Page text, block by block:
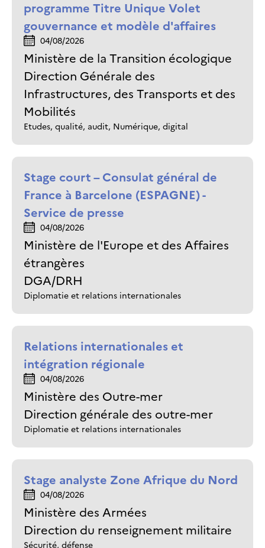
programme Titre Unique Volet
gouvernance et modèle d'affaires
04/08/2026
Ministère de la Transition écologique
Direction Générale des
Infrastructures, des Transports et des
Mobilités
Etudes, qualité, audit, Numérique, digital
Stage court – Consulat général de
France à Barcelone (ESPAGNE) -
Service de presse
04/08/2026
Ministère de l'Europe et des Affaires
étrangères
DGA/DRH
Diplomatie et relations internationales
Relations internationales et
intégration régionale
04/08/2026
Ministère des Outre-mer
Direction générale des outre-mer
Diplomatie et relations internationales
Stage analyste Zone Afrique du Nord
04/08/2026
Ministère des Armées
Direction du renseignement militaire
Sécurité, défense